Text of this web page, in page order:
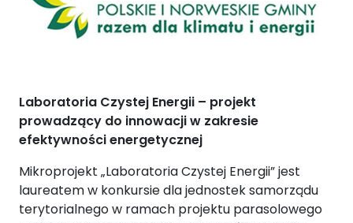
Laboratoria Czystej Energii – projekt
prowadzący do innowacji w zakresie
efektywności energetycznej
Mikroprojekt „Laboratoria Czystej Energii” jest
laureatem w konkursie dla jednostek samorządu
terytorialnego w ramach projektu parasolowego